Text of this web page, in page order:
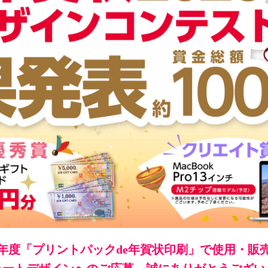
度「プリントパックde年賀状印刷」で使用・販